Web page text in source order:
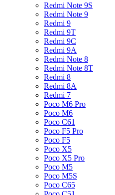
Redmi Note 9S
Redmi Note 9
Redmi 9
Redmi 9T
Redmi 9C
Redmi 9A
Redmi Note 8
Redmi Note 8T
Redmi 8
Redmi 8A
Redmi 7
Poco M6 Pro
Poco M6
Poco C61
Poco F5 Pro
Poco F5
Poco X5
Poco X5 Pro
Poco M5
Poco M5S
Poco C65